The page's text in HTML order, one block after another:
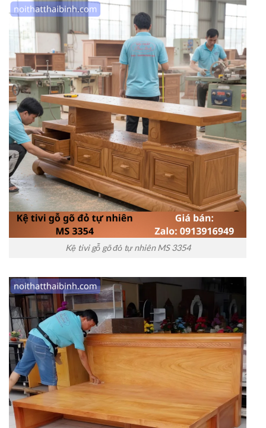
Kệ tivi gỗ gõ đỏ tự nhiên MS 3354